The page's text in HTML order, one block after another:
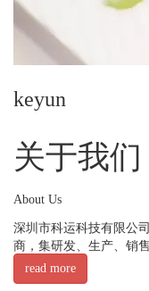
keyun
关于我们
About Us
深圳市科运科技有限公
商，集研发、生产、销
主营警用酒精测试仪、
产品等。广泛用于科技
read more